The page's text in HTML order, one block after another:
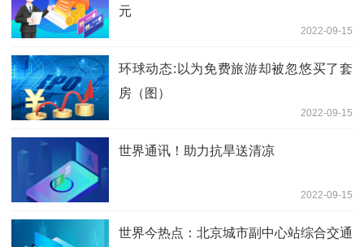
元
2022-09-15
环球动态:以为免费旅游却被忽悠买了套
房（图）
2022-09-15
世界通讯！助力抗旱送清凉
2022-09-15
世界今热点：北京城市副中心站综合交通